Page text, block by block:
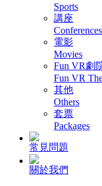
Sports
講座
Conferences
電影
Movies
Fun VR劇
Fun VR
其他
Others
套票
Packages
常見問題
關於我們